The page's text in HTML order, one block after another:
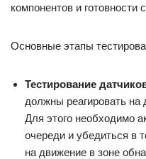
компонентов и готовности
Основные этапы
Тестирование
должны реагировать на
Для этого необходимо
очереди и убедиться в
на движение в зоне